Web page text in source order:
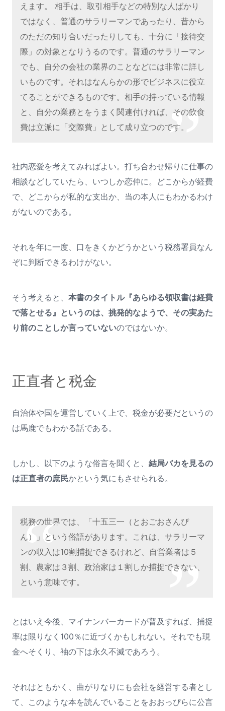
えます。 相手は、取引相手などの特別な人ばかり
ではなく、普通のサラリーマンであったり、昔から
のただの知り合いだったりしても、十分に「接待交
際」の対象となりうるのです。普通のサラリーマン
でも、自分の会社の業界のことなどには非常に詳し
いものです。それはなんらかの形でビジネスに役立
てることができるものです。相手の持っている情報
と、自分の業務とをうまく関連付ければ、その飲食
費は立派に「交際費」として成り立つのです。
社内恋愛を考えてみればよい。打ち合わせ帰りに仕事の
相談などしていたら、いつしか恋仲に。どこからが経費
で、どこからが私的な支出か、当の本人にもわかるわけ
がないのである。
それを年に一度、口をきくかどうかという税務署員なん
ぞに判断できるわけがない。
そう考えると、 本書のタイトル『あらゆる領収書は経費
で落とせる』というのは、挑発的なようで、その実あた
り前のことしか言っていないのではないか。
正直者と税金
自治体や国を運営していく上で、税金が必要だというの
は馬鹿でもわかる話である。
しかし、以下のような俗言を聞くと、 結局バカを見るの
は正直者の庶民かという気にもさせられる。
税務の世界では、「十五三一（とおごおさんぴ
ん）」という俗語があります。これは、サラリーマ
ンの収入は10割捕捉できるけれど、自営業者は５
割、農家は３割、政治家は１割しか捕捉できない、
という意味です。
とはいえ今後、マイナンバーカードが普及すれば、捕捉
率は限りなく100％に近づくかもしれない。それでも現
金へそくり、袖の下は永久不滅であろう。
それはともかく、曲がりなりにも会社を経営する者とし
て、このような本を読んでいることをおおっぴらに公言